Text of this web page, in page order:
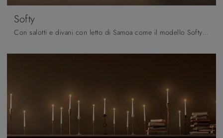
Softy
Con salotti e divani con letto di Samoa come il modello Softy in tessuto, potrai completare il tuo concept d'arredo.